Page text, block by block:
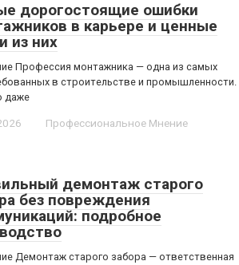
дорогостоящие ошибки
в карьере и ценные
из них
Профессия монтажника — одна из самых
в строительстве и промышленности.
даже
Профессиональное Мнение
демонтаж старого
без повреждения
подробное
Демонтаж старого забора — ответственная